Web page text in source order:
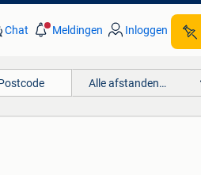
Chat Meldingen Inloggen
Alle afstanden…